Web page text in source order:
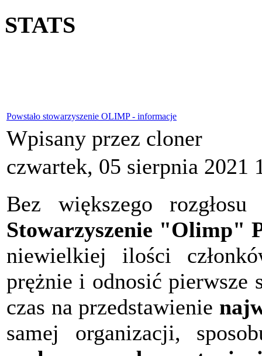
STATS
Powstało stowarzyszenie OLIMP - informacje
Wpisany przez cloner
czwartek, 05 sierpnia 2021
Bez większego
Stowarzyszenie "Olimp"
niewielkiej ilości
prężnie i odnosić pierwsze
czas na przedstawienie
samej organizacji,